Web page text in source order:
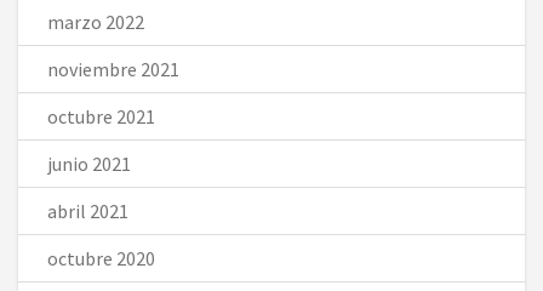
marzo 2022
noviembre 2021
octubre 2021
junio 2021
abril 2021
octubre 2020